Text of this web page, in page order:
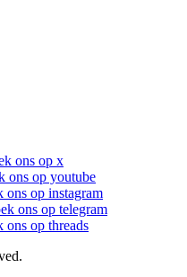
ons op x
ons op youtube
ons op instagram
ons op telegram
ons op threads